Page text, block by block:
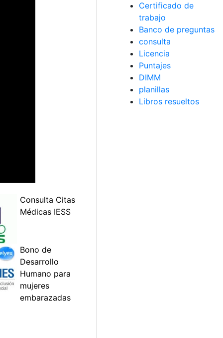
Certificado de
trabajo
Banco de preguntas
consulta
Licencia
Puntajes
DIMM
planillas
Libros resueltos